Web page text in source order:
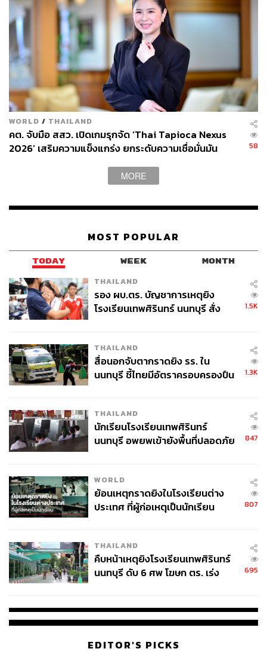
WORLD / THAILAND
คต. จับมือ สสว. เปิดเกมรุกจัด ‘Thai Tapioca Nexus
2026’ เสริมความแข็งแกร่ง ยกระดับความเชื่อมั่นมัน
58
MORE
MOST POPULAR
TODAY WEEK MONTH
THAILAND
รอง ผบ.ตร. บัญชาการเหตุยิง
โรงเรียนเทพศิรินทร์ นนทบุรี สั่ง
1.5K
THAILAND
สื่อนอกจับตากราดยิง รร. ใน
นนทบุรี ชี้ไทยมีอัตราครอบครองปืน
1.3K
THAILAND
นักเรียนโรงเรียนเทพศิรินทร์
นนทบุรี อพยพเข้ายังพื้นที่ปลอดภัย
847
WORLD
ย้อนเหตุกราดยิงในโรงเรียนต่าง
ประเทศ ที่ผู้ก่อเหตุเป็นนักเรียน
807
THAILAND
คืบหน้าเหตุยิงโรงเรียนเทพศิรินทร์
นนทบุรี ดับ 6 ศพ โฆษก ตร. เร่ง
695
EDITOR'S PICKS